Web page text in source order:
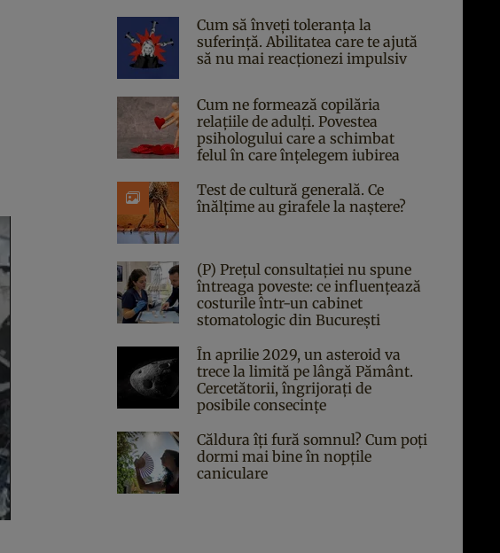
Cum să înveți toleranța la
suferință. Abilitatea care te ajută
să nu mai reacționezi impulsiv
Cum ne formează copilăria
relațiile de adulți. Povestea
psihologului care a schimbat
felul în care înțelegem iubirea
Test de cultură generală. Ce
înălțime au girafele la naștere?
(P) Prețul consultației nu spune
întreaga poveste: ce influențează
costurile într-un cabinet
stomatologic din București
În aprilie 2029, un asteroid va
trece la limită pe lângă Pământ.
Cercetătorii, îngrijorați de
posibile consecințe
Căldura îți fură somnul? Cum poți
dormi mai bine în nopțile
caniculare